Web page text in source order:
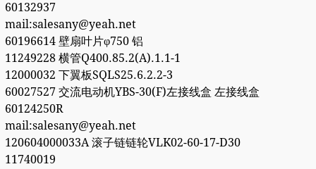
60132937
mail:salesany@yeah.net
60196614 壁扇叶片φ750 铝
11249228 横管Q400.85.2(A).1.1-1
12000032 下翼板SQLS25.6.2.2-3
60027527 交流电动机YBS-30(F)左接线盒 左接线盒
60124250R
mail:salesany@yeah.net
120604000033A 滚子链链轮VLK02-60-17-D30
11740019